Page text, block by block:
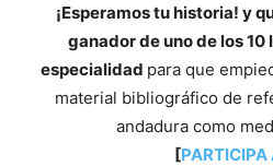
¡Esperamos tu historia! y
ganador de uno de los
especialidad para que
material bibliográfico de
andadura como
[PARTICIPA